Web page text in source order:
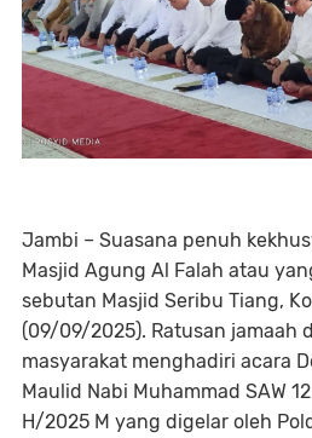
Jambi – Suasana penuh
Masjid Agung Al Falah atau
sebutan Masjid Seribu Tiang,
(09/09/2025). Ratusan jamaah
masyarakat menghadiri acara
Maulid Nabi Muhammad SAW
H/2025 M yang digelar oleh